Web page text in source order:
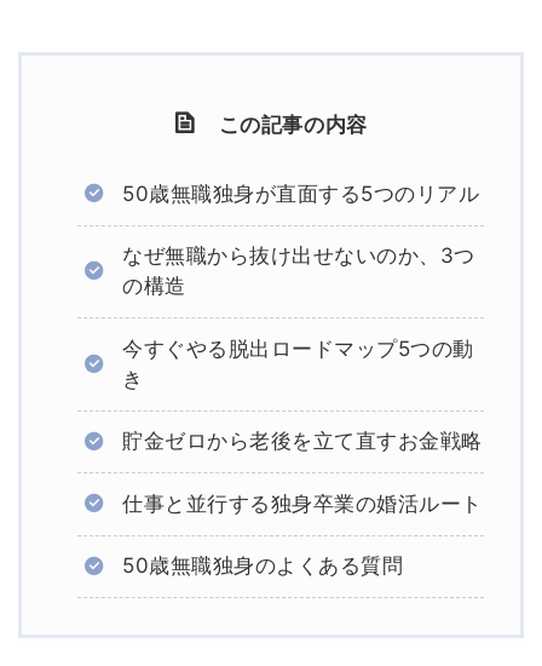
この記事の内容
50歳無職独身が直面する5つのリアル
なぜ無職から抜け出せないのか、3つ
の構造
今すぐやる脱出ロードマップ5つの動
き
貯金ゼロから老後を立て直すお金戦略
仕事と並行する独身卒業の婚活ルート
50歳無職独身のよくある質問